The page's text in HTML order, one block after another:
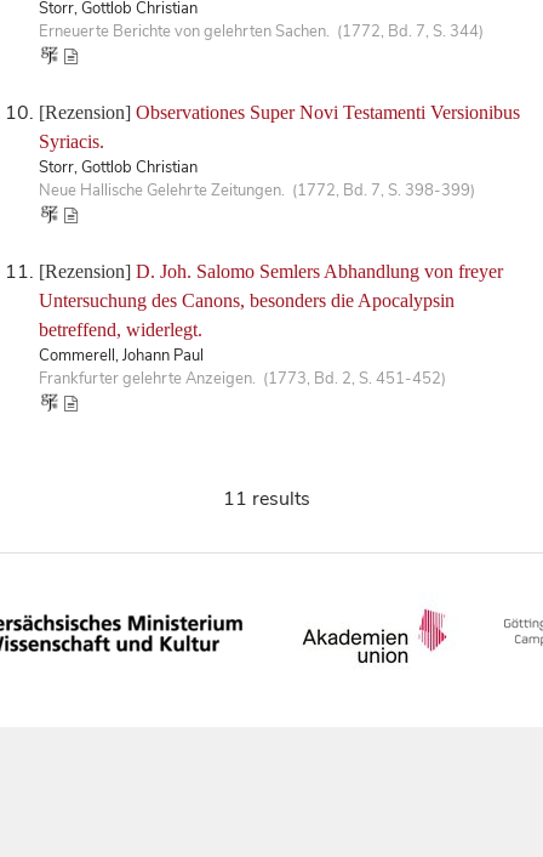
Storr, Gottlob Christian
Erneuerte Berichte von gelehrten Sachen. (1772, Bd. 7, S. 344)
[Rezension] Observationes Super Novi Testamenti Versionibus
Syriacis.
Storr, Gottlob Christian
Neue Hallische Gelehrte Zeitungen. (1772, Bd. 7, S. 398-399)
[Rezension] D. Joh. Salomo Semlers Abhandlung von freyer
Untersuchung des Canons, besonders die Apocalypsin
betreffend, widerlegt.
Commerell, Johann Paul
Frankfurter gelehrte Anzeigen. (1773, Bd. 2, S. 451-452)
11 results